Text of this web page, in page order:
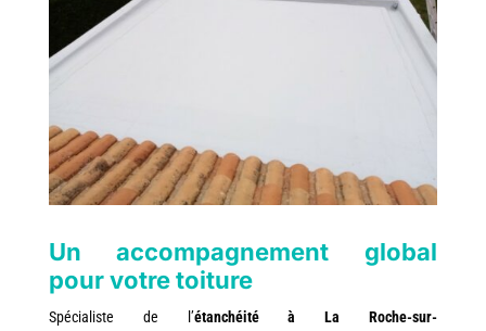
Un accompagnement global
pour votre toiture
Spécialiste de l’étanchéité à La Roche-sur-